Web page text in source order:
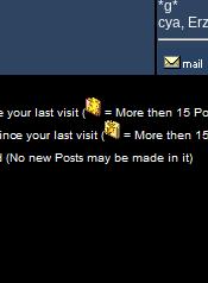
*g*
cya,